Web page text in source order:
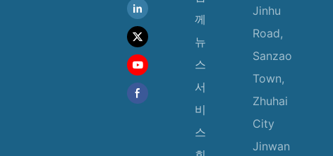
께
뉴
스
서
비
스
Jinhu
Road,
Sanzao
Town,
Zhuhai
City
Jinwan